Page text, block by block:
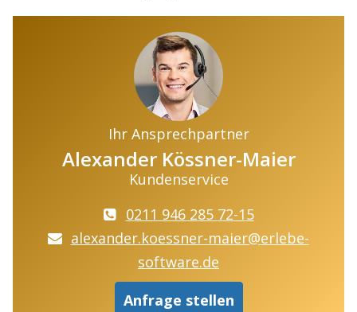
Ihr Ansprechpartner
Alexander Kössner-Maier
Kundenservice
0211 946 285 72-15
alexander.koessner-maier@erlebe-
software.de
Anfrage stellen